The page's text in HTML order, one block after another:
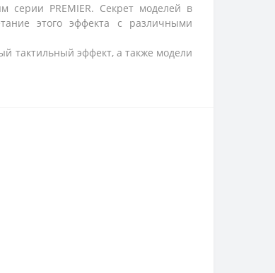
серии PREMIER. Секрет моделей в
этого эффекта с различными
тактильный эффект, а также модели